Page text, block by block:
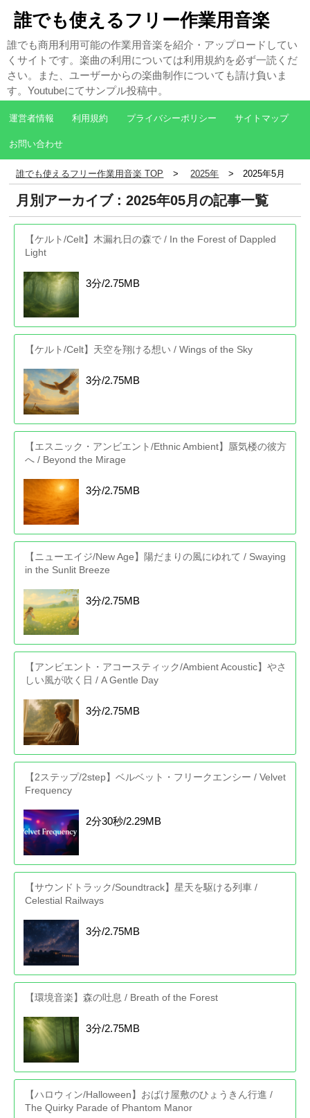
誰でも使えるフリー作業用音楽
誰でも商用利用可能の作業用音楽を紹介・アップロードしてい
くサイトです。楽曲の利用については利用規約を必ず一読くだ
さい。また、ユーザーからの楽曲制作についても請け負いま
す。Youtubeにてサンプル投稿中。
運営者情報 利用規約 プライバシーポリシー サイトマップ
お問い合わせ
誰でも使えるフリー作業用音楽 TOP 2025年 2025年5月
月別アーカイブ : 2025年05月の記事一覧
【ケルト/Celt】木漏れ日の森で / In the Forest of Dappled
Light
3分/2.75MB
【ケルト/Celt】天空を翔ける想い / Wings of the Sky
3分/2.75MB
【エスニック・アンビエント/Ethnic Ambient】蜃気楼の彼方
へ / Beyond the Mirage
3分/2.75MB
【ニューエイジ/New Age】陽だまりの風にゆれて / Swaying
in the Sunlit Breeze
3分/2.75MB
【アンビエント・アコースティック/Ambient Acoustic】やさ
しい風が吹く日 / A Gentle Day
3分/2.75MB
【2ステップ/2step】ベルベット・フリークエンシー / Velvet
Frequency
2分30秒/2.29MB
【サウンドトラック/Soundtrack】星天を駆ける列車 /
Celestial Railways
3分/2.75MB
【環境音楽】森の吐息 / Breath of the Forest
3分/2.75MB
【ハロウィン/Halloween】おばけ屋敷のひょうきん行進 /
The Quirky Parade of Phantom Manor